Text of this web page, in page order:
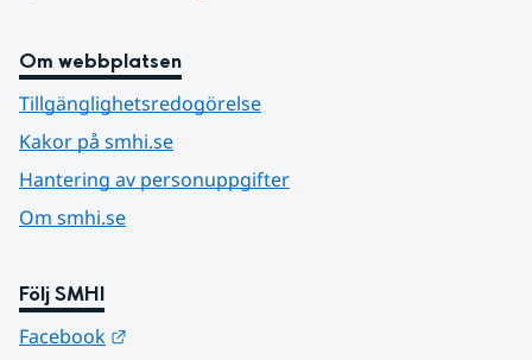
Om webbplatsen
Tillgänglighetsredogörelse
Kakor på smhi.se
Hantering av personuppgifter
Om smhi.se
Följ SMHI
Facebook